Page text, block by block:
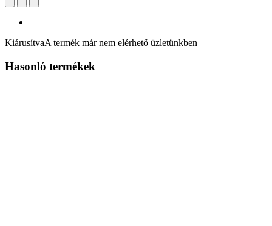
KiárusítvaA termék már nem elérhető üzletünkben
Hasonló termékek